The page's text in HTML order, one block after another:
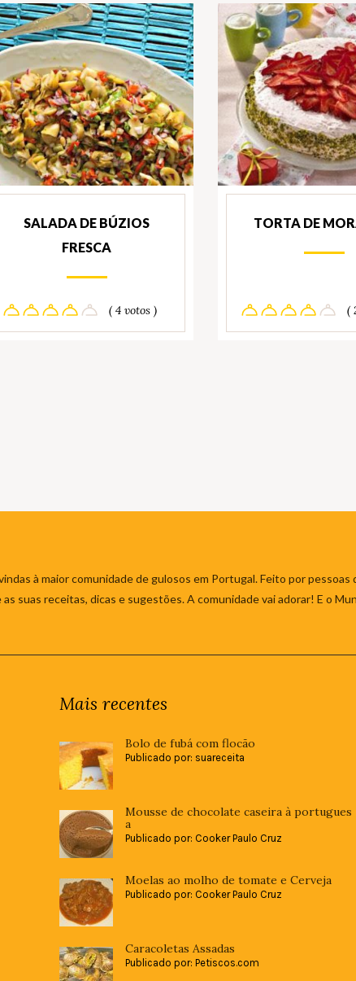
SALADA DE BÚZIOS
FRESCA
( 4 votos )
TORTA DE
(
à maior comunidade de gulosos em Portugal. Feito por
suas receitas, dicas e sugestões. A comunidade vai adorar! E o
Mais recentes
Bolo de fubá com flocão
Publicado por: suareceita
Mousse de chocolate caseira à portugues
a
Publicado por: Cooker Paulo Cruz
Moelas ao molho de tomate e Cerveja
Publicado por: Cooker Paulo Cruz
Caracoletas Assadas
Publicado por: Petiscos.com